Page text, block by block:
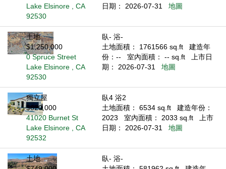
Lake Elsinore , CA
92530
日期： 2026-07-31 地圖
土地
$1,250,000
0 Spruce Street
Lake Elsinore , CA
92530
臥- 浴-
土地面積： 1761566 sq.ft
建造年
份：--
室內面積： -- sq.ft
上市日
期： 2026-07-31
地圖
獨立屋
$620,000
41020 Burnet St
Lake Elsinore , CA
92532
臥4 浴2
土地面積： 6534 sq.ft
建造年份：
2023
室內面積： 2033 sq.ft
上市
日期： 2026-07-31
地圖
土地
臥- 浴-